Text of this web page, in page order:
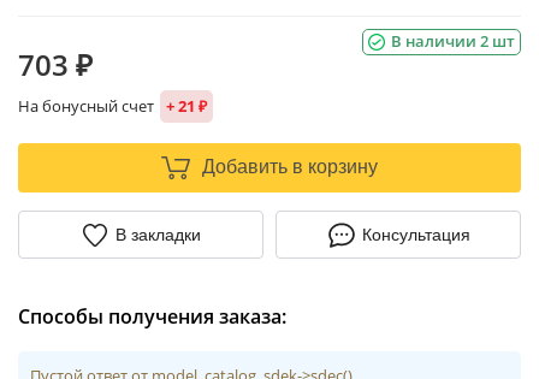
В наличии 2 шт
703 ₽
На бонусный счет + 21 ₽
Добавить в корзину
В закладки Консультация
Способы получения заказа: